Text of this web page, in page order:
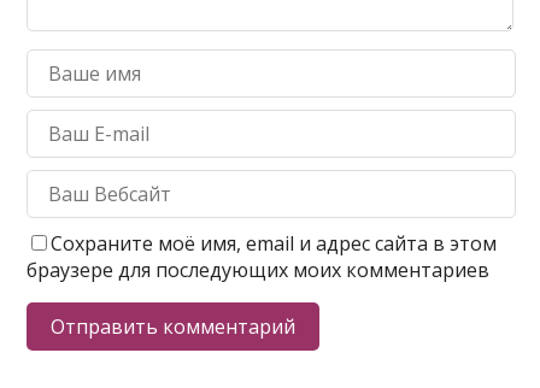
Сохраните моё имя, email и адрес сайта в этом
браузере для последующих моих комментариев